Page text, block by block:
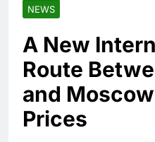
NEWS
A New
Route
and
Prices